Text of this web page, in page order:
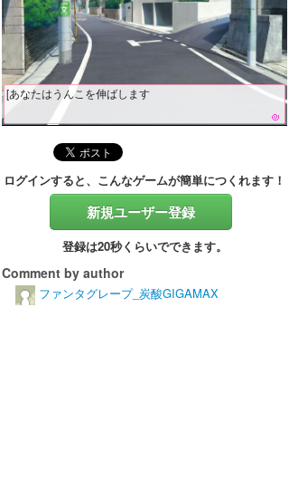
[あなたはうんこを伸ばします
ログインすると、こんなゲームが簡単につくれます！
新規ユーザー登録
登録は20秒くらいでできます。
Comment by author
ファンタグレープ_炭酸GIGAMAX